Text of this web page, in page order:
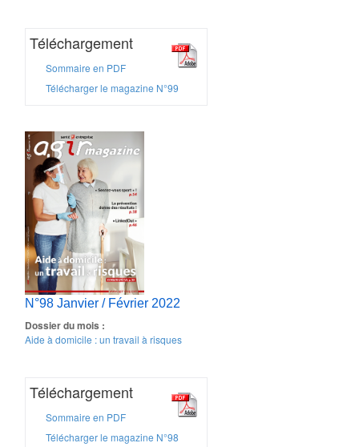
Téléchargement
Sommaire en PDF
Télécharger le magazine N°99
N°98 Janvier / Février 2022
Dossier du mois :
Aide à domicile : un travail à risques
Téléchargement
Sommaire en PDF
Télécharger le magazine N°98